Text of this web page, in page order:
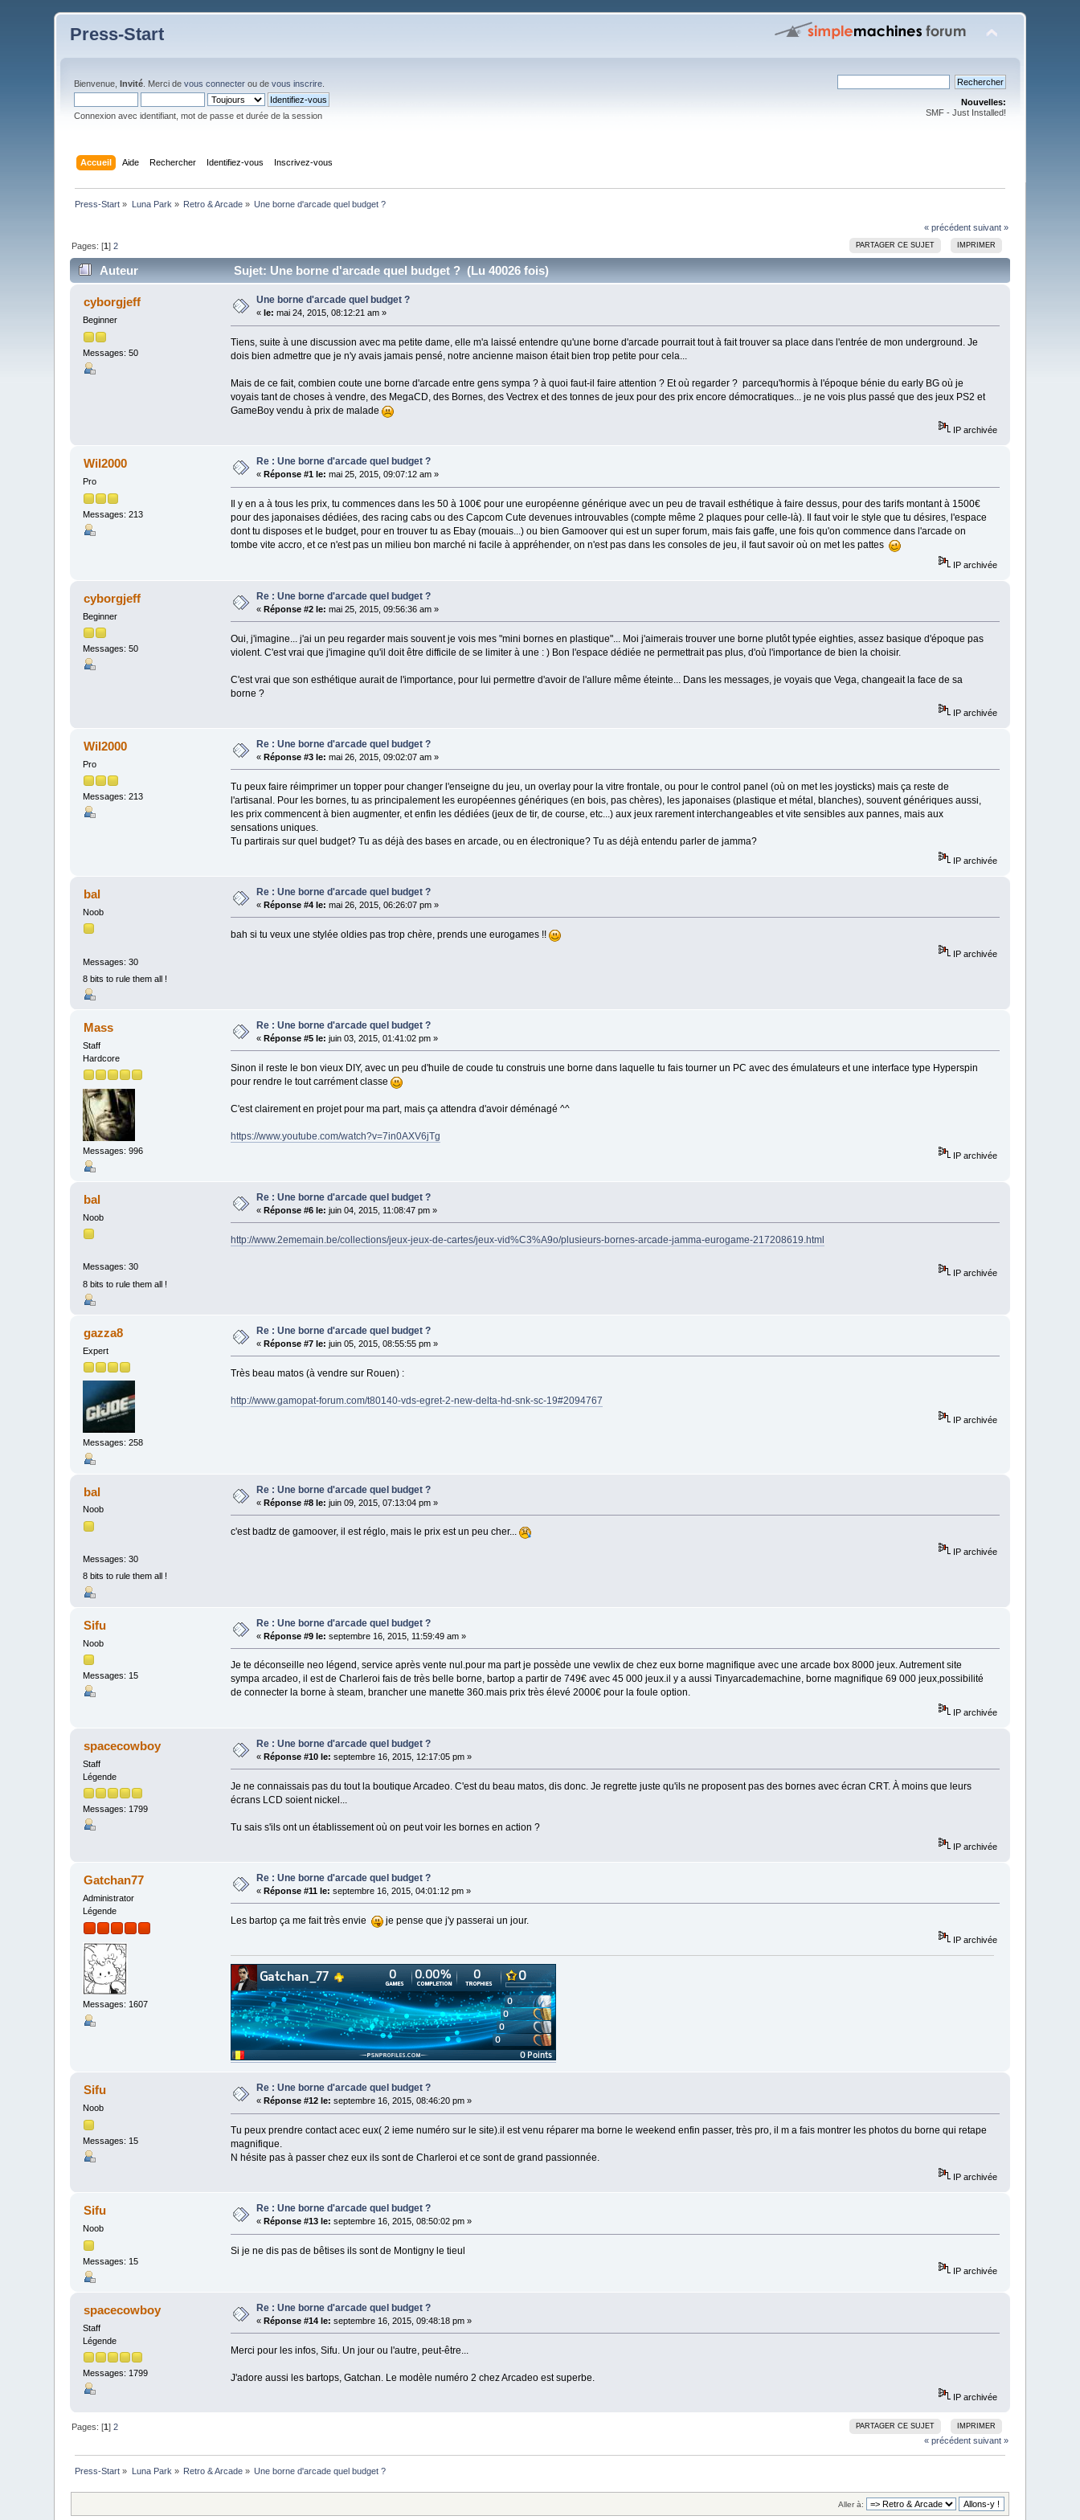
Press-Start
Bienvenue,Invité . Merci devous connecter ou devous inscrire
Connexion avec identifiant, mot de passe et durée de la session
Nouvelles:
SMF - Just Installed!
Accueil Aide Rechercher Identifiez-vous Inscrivez-vous
Press-Start » Luna Park » Retro & Arcade » Une borne d'arcade quel budget ?
« précédent suivant »
PARTAGER CE SUJET IMPRIMER
Pages: [1]2
Auteur Sujet: Une borne d'arcade quel budget ? (Lu 40026 fois)
cyborgjeff
Beginner
Messages: 50
Une borne d'arcade quel budget ?
« le: mai 24, 2015, 08:12:21 am »
Tiens, suite à une discussion avec ma petite dame, elle m'a laissé entendre qu'une borne d'arcade pourrait tout à fait trouver sa place dans l'entrée de mon underground. Je
dois bien admettre que je n'y avais jamais pensé, notre ancienne maison était bien trop petite pour cela...
Mais de ce fait, combien coute une borne d'arcade entre gens sympa ? à quoi faut-il faire attention ? Et où regarder ? parcequ'hormis à l'époque bénie du early BG où je
voyais tant de choses à vendre, des MegaCD, des Bornes, des Vectrex et des tonnes de jeux pour des prix encore démocratiques... je ne vois plus passé que des jeux PS2 et
GameBoy vendu à prix de malade
IP archivée
Wil2000
Pro
Messages: 213
Re : Une borne d'arcade quel budget ?
« Réponse #1 le: mai 25, 2015, 09:07:12 am »
Il y en a à tous les prix, tu commences dans les 50 à 100€ pour une européenne générique avec un peu de travail esthétique à faire dessus, pour des tarifs montant à 1500€
pour des japonaises dédiées, des racing cabs ou des Capcom Cute devenues introuvables (compte même 2 plaques pour celle-là). Il faut voir le style que tu désires, l'espace
dont tu disposes et le budget, pour en trouver tu as Ebay (mouais...) ou bien Gamoover qui est un super forum, mais fais gaffe, une fois qu'on commence dans l'arcade on
tombe vite accro, et ce n'est pas un milieu bon marché ni facile à appréhender, on n'est pas dans les consoles de jeu, il faut savoir où on met les pattes
IP archivée
cyborgjeff
Beginner
Messages: 50
Re : Une borne d'arcade quel budget ?
«Réponse #2 le: mai 25, 2015, 09:56:36 am »
Oui, j'imagine... j'ai un peu regarder mais souvent je vois mes "mini bornes en plastique"... Moi j'aimerais trouver une borne plutôt typée eighties, assez basique d'époque pas
violent. C'est vrai que j'imagine qu'il doit être difficile de se limiter à une : ) Bon l'espace dédiée ne permettrait pas plus, d'où l'importance de bien la choisir.
C'est vrai que son esthétique aurait de l'importance, pour lui permettre d'avoir de l'allure même éteinte... Dans les messages, je voyais que Vega, changeait la face de sa
borne ?
IP archivée
Wil2000
Pro
Messages: 213
Re : Une borne d'arcade quel budget ?
«Réponse #3 le: mai 26, 2015, 09:02:07 am »
Tu peux faire réimprimer un topper pour changer l'enseigne du jeu, un overlay pour la vitre frontale, ou pour le control panel (où on met les joysticks) mais ça reste de
l'artisanal. Pour les bornes, tu as principalement les européennes génériques (en bois, pas chères), les japonaises (plastique et métal, blanches), souvent génériques aussi,
les prix commencent à bien augmenter, et enfin les dédiées (jeux de tir, de course, etc...) aux jeux rarement interchangeables et vite sensibles aux pannes, mais aux
sensations uniques.
Tu partirais sur quel budget? Tu as déjà des bases en arcade, ou en électronique? Tu as déjà entendu parler de jamma?
IP archivée
bal
Noob
Messages: 30
8 bits to rule them all !
Re : Une borne d'arcade quel budget ?
«Réponse #4 le: mai 26, 2015, 06:26:07 pm »
bah si tu veux une stylée oldies pas trop chère, prends une eurogames !!
IP archivée
Mass
Staff
Hardcore
Messages: 996
Re : Une borne d'arcade quel budget ?
«Réponse #5 le: juin 03, 2015, 01:41:02 pm »
Sinon il reste le bon vieux DIY, avec un peu d'huile de coude tu construis une borne dans laquelle tu fais tourner un PC avec des émulateurs et une interface type Hyperspin
pour rendre le tout carrément classe
C'est clairement en projet pour ma part, mais ça attendra d'avoir déménagé ^^
https://www.youtube.com/watch?v=7in0AXV6jTg
IP archivée
bal
Noob
Messages: 30
8 bits to rule them all !
Re : Une borne d'arcade quel budget ?
«Réponse #6 le: juin 04, 2015, 11:08:47 pm »
http://www.2ememain.be/collections/jeux-jeux-de-cartes/jeux-vid%C3%A9o/plusieurs-bornes-arcade-jamma-eurogame-217208619.html
IP archivée
gazza8
Expert
Messages: 258
Re : Une borne d'arcade quel budget ?
«Réponse #7 le: juin 05, 2015, 08:55:55 pm »
Très beau matos (à vendre sur Rouen) :
http://www.gamopat-forum.com/t80140-vds-egret-2-new-delta-hd-snk-sc-19#2094767
IP archivée
bal
Noob
Messages: 30
8 bits to rule them all !
Re : Une borne d'arcade quel budget ?
«Réponse #8 le: juin 09, 2015, 07:13:04 pm »
c'est badtz de gamoover, il est réglo, mais le prix est un peu cher...
IP archivée
Sifu
Noob
Messages: 15
Re : Une borne d'arcade quel budget ?
«Réponse #9 le: septembre 16, 2015, 11:59:49 am »
Je te déconseille neo légend, service après vente nul.pour ma part je possède une vewlix de chez eux borne magnifique avec une arcade box 8000 jeux. Autrement site
sympa arcadeo, il est de Charleroi fais de très belle borne, bartop a partir de 749€ avec 45 000 jeux.il y a aussi Tinyarcademachine, borne magnifique 69 000 jeux,possibilité
de connecter la borne à steam, brancher une manette 360.mais prix très élevé 2000€ pour la foule option.
IP archivée
spacecowboy
Staff
Légende
Messages: 1799
Re : Une borne d'arcade quel budget ?
«Réponse #10 le: septembre 16, 2015, 12:17:05 pm »
Je ne connaissais pas du tout la boutique Arcadeo. C'est du beau matos, dis donc. Je regrette juste qu'ils ne proposent pas des bornes avec écran CRT. À moins que leurs
écrans LCD soient nickel...
Tu sais s'ils ont un établissement où on peut voir les bornes en action ?
IP archivée
Gatchan77
Administrator
Légende
Messages: 1607
Re : Une borne d'arcade quel budget ?
«Réponse #11 le: septembre 16, 2015, 04:01:12 pm »
Les bartop ça me fait très envie je pense que j'y passerai un jour.
IP archivée
Sifu
Noob
Messages: 15
Re : Une borne d'arcade quel budget ?
« Réponse #12 le: septembre 16, 2015, 08:46:20 pm »
Tu peux prendre contact acec eux( 2 ieme numéro sur le site).il est venu réparer ma borne le weekend enfin passer, très pro, il m a fais montrer les photos du borne qui retape
magnifique.
N hésite pas à passer chez eux ils sont de Charleroi et ce sont de grand passionnée.
IP archivée
Sifu
Noob
Messages: 15
Re : Une borne d'arcade quel budget ?
« Réponse #13 le: septembre 16, 2015, 08:50:02 pm »
Si je ne dis pas de bêtises ils sont de Montigny le tieul
IP archivée
spacecowboy
Staff
Légende
Messages: 1799
Re : Une borne d'arcade quel budget ?
«Réponse #14 le: septembre 16, 2015, 09:48:18 pm »
Merci pour les infos, Sifu. Un jour ou l'autre, peut-être...
J'adore aussi les bartops, Gatchan. Le modèle numéro 2 chez Arcadeo est superbe.
IP archivée
PARTAGER CE SUJET IMPRIMER
Pages: [1]2
« précédent suivant »
Press-Start » Luna Park » Retro & Arcade » Une borne d'arcade quel budget ?
Aller à: